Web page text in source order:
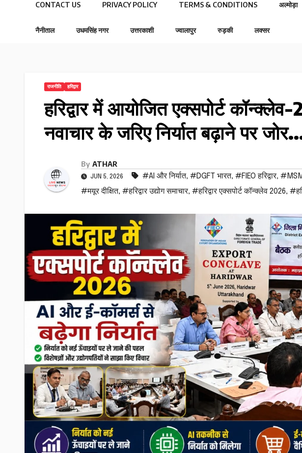
CONTACT US PRIVACY POLICY TERMS & CONDITIONS अल्मोड़ा
नैनीताल उधमसिंह नगर उत्तरकाशी ज्वालापुर रुड़की लक्सर
राजनीति हरिद्वार
हरिद्वार में आयोजित एक्सपोर्ट
नवाचार के जरिए निर्यात बढ़ाने पर
By ATHAR
JUN 5, 2026 #AI और निर्यात, #DGFT भारत, #FIEO हरिद्वार,
#मयूर दीक्षित, #हरिद्वार उद्योग समाचार, #हरिद्वार एक्सपोर्ट कॉन्क्लेव 2026,